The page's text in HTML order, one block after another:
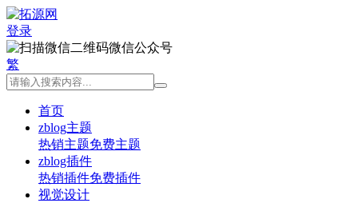
登录
微信公众号
繁
首页
zblog主题
热销主题免费主题
zblog插件
热销插件免费插件
视觉设计